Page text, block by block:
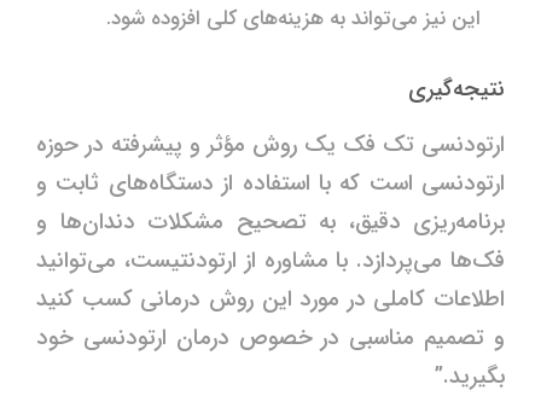
این نیز می‌تواند به هزینه‌های کلی افزوده شود.
نتیجه‌گیری
ارتودنسی تک فک یک روش مؤثر و پیشرفته در حوزه
ارتودنسی است که با استفاده از دستگاه‌های ثابت و
برنامه‌ریزی دقیق، به تصحیح مشکلات دندان‌ها و
فک‌ها می‌پردازد. با مشاوره از ارتودنتیست، می‌توانید
اطلاعات کاملی در مورد این روش درمانی کسب کنید
و تصمیم مناسبی در خصوص درمان ارتودنسی خود
بگیرید.”